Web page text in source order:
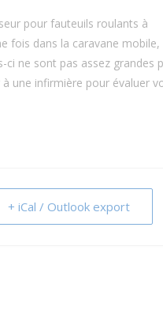
pour fauteuils roulants à
fois dans la caravane mobile,
ci ne sont pas assez grandes
une infirmière pour évaluer
+ iCal / Outlook export